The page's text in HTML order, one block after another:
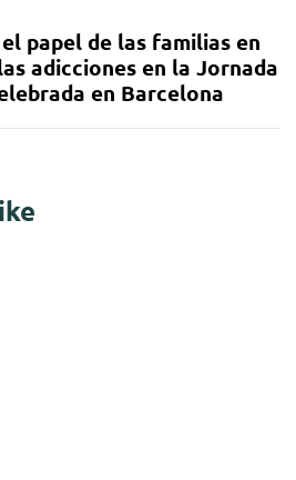
papel de las familias en
adicciones en la Jornada
en Barcelona